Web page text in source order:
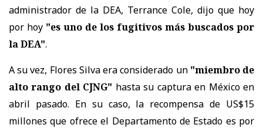
administrador de la DEA, Terrance Cole, dijo que hoy
por hoy "es uno de los fugitivos más buscados por
la DEA".
A su vez, Flores Silva era considerado un "miembro de
alto rango del CJNG" hasta su captura en México en
abril pasado. En su caso, la recompensa de US$15
millones que ofrece el Departamento de Estado es por